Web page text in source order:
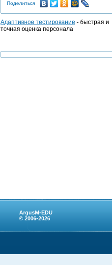
Поделиться
Адаптивное тестирование - быстрая и
точная оценка персонала
ArgusM-EDU
© 2006-2026